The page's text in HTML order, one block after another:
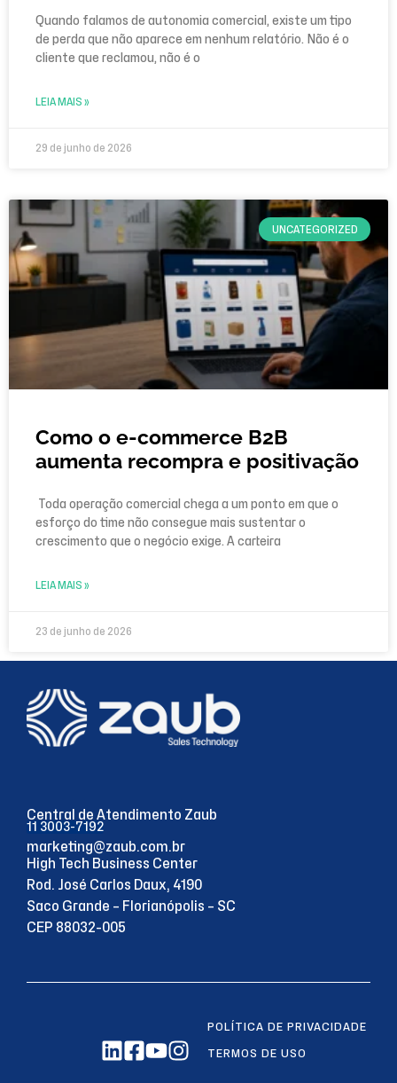
Quando falamos de autonomia comercial, existe um tipo
de perda que não aparece em nenhum relatório. Não é o
cliente que reclamou, não é o
LEIA MAIS »
29 de junho de 2026
UNCATEGORIZED
Como o e-commerce B2B
aumenta recompra e positivação
Toda operação comercial chega a um ponto em que o
esforço do time não consegue mais sustentar o
crescimento que o negócio exige. A carteira
LEIA MAIS »
23 de junho de 2026
Central de Atendimento Zaub
11 3003-7192
marketing@zaub.com.br
High Tech Business Center
Rod. José Carlos Daux, 4190
Saco Grande – Florianópolis – SC
CEP 88032-005
POLÍTICA DE PRIVACIDADE
TERMOS DE USO